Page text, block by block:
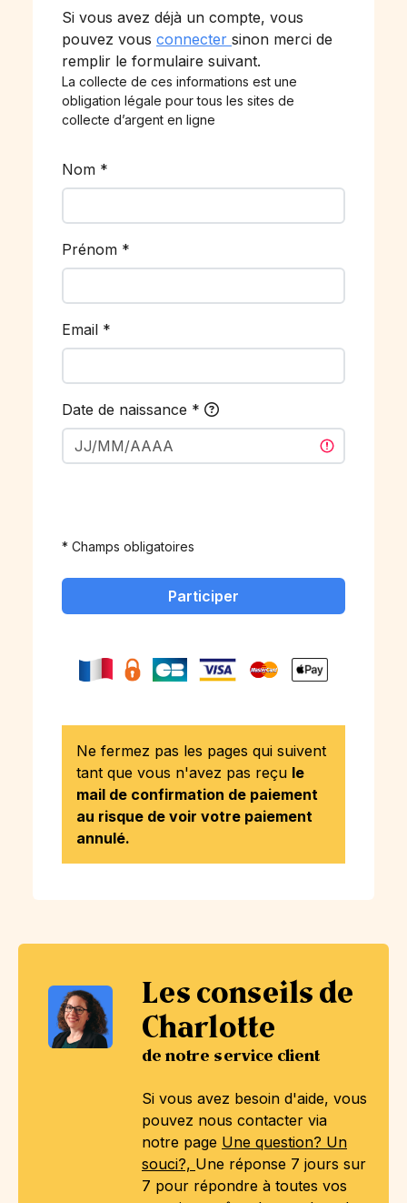
Les conseils de
Charlotte
de notre service client
Si vous avez besoin d'aide, vous
pouvez nous contacter via
notre page Une question? Un
souci?, Une réponse 7 jours sur
7 pour répondre à toutes vos
Si vous avez déjà un compte, vous
pouvez vous connecter sinon merci de
remplir le formulaire suivant.
La collecte de ces informations est une
obligation légale pour tous les sites de
collecte d’argent en ligne
Nom *
Prénom *
Email *
Date de naissance *
* Champs obligatoires
Participer
Ne fermez pas les pages qui suivent
tant que vous n'avez pas reçu le
mail de confirmation de paiement
au risque de voir votre paiement
annulé.